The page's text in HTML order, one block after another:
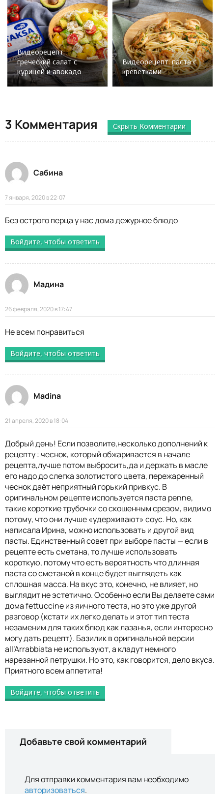
Видеорецепт:
греческий салат с
курицей и авокадо
Видеорецепт: паста с
креветками
3 Комментария Скрыть Комментарии
Сабина
7 января, 2020 в 22:07
Без острого перца у нас дома дежурное блюдо
Войдите, чтобы ответить
Мадина
26 февраля, 2020 в 17:47
Не всем понравиться
Войдите, чтобы ответить
Madina
21 апреля, 2020 в 18:04
Добрый день! Если позволите,несколько дополнений к
рецепту : чеснок, который обжаривается в начале
рецепта,лучше потом выбросить,да и держать в масле
его надо до слегка золотистого цвета, пережаренный
чеснок даёт неприятный горький привкус. В
оригинальном рецепте используется паста penne,
такие короткие трубочки со скошенным срезом, видимо
потому, что они лучше «удерживают» соус. Но, как
написала Ирина, можно использовать и другой вид
пасты. Единственный совет при выборе пасты — если в
рецепте есть сметана, то лучше использовать
короткую, потому что есть вероятность что длинная
паста со сметаной в конце будет выглядеть как
сплошная масса. На вкус это, конечно, не влияет, но
выглядит не эстетично. Особенно если Вы делаете сами
дома fettuccine из яичного теста, но это уже другой
разговор (кстати их легко делать и этот тип теста
незаменим для таких блюд как лазанья, если интересно
могу дать рецепт). Базилик в оригинальной версии
all’Arrabbiata не используют, а кладут немного
нарезанной петрушки. Но это, как говорится, дело вкуса.
Приятного всем аппетита!
Войдите, чтобы ответить
Добавьте свой комментарий
Для отправки комментария вам необходимо
авторизоваться.